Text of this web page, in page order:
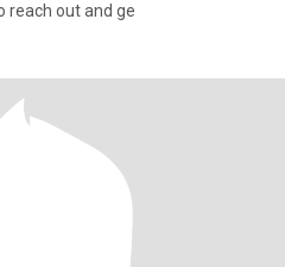
reach out and ge